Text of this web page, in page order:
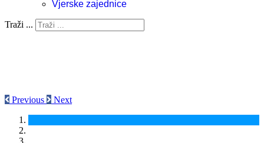
Vjerske zajednice
Traži ...
Previous Next